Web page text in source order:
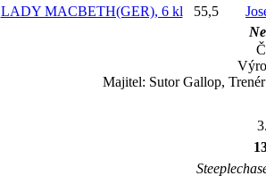
LADY MACBETH(GER), 6 kl 55,5
Majitel: Sutor Gallop,